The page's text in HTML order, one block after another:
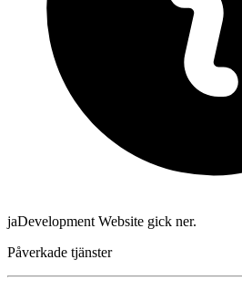
jaDevelopment Website gick ner.
Påverkade tjänster